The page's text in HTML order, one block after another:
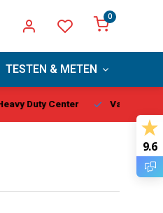
0
TESTEN & METEN
besteld, binnen 1-2 dagen
9.6